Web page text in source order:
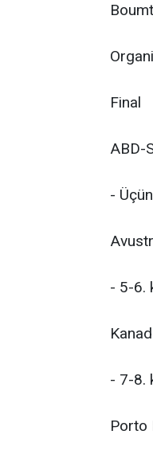
Final
ABD-
-
- 5-6.
- 7-8.
Porto